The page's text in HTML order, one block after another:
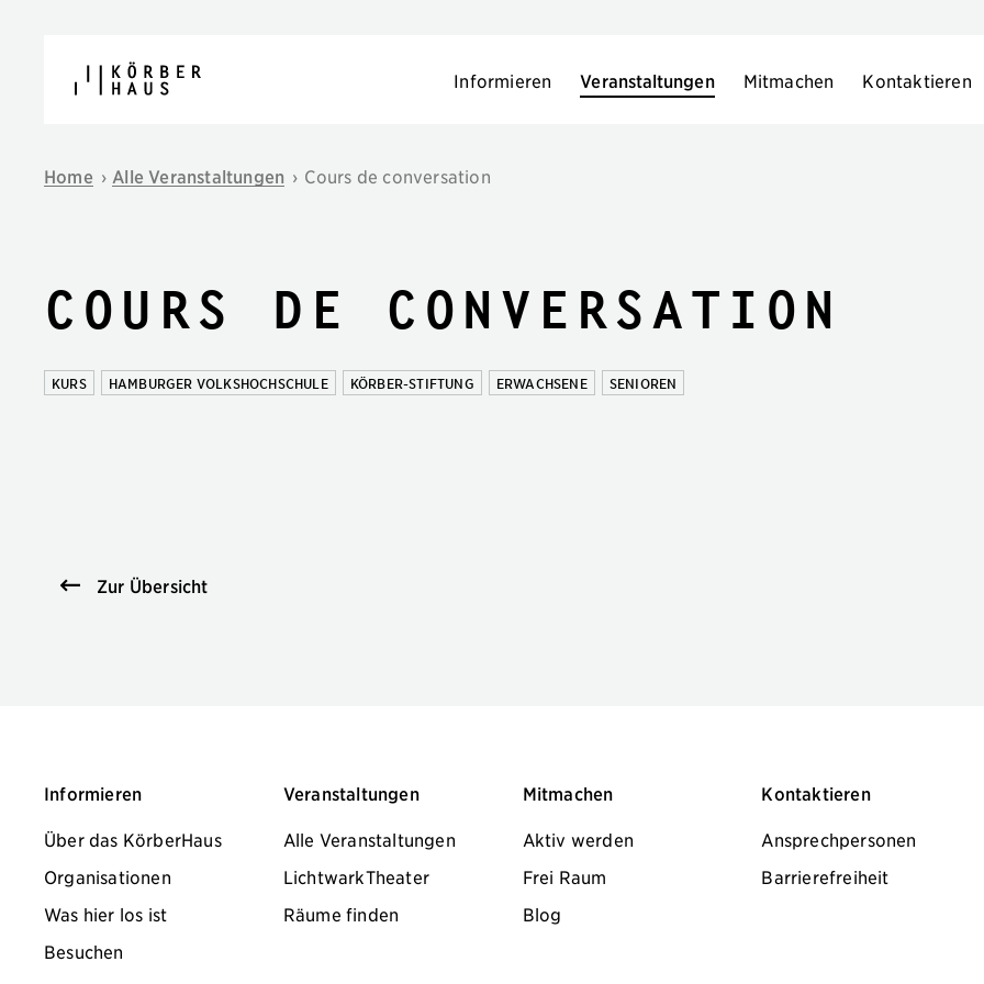
Informieren Veranstaltungen Mitmachen Kontaktieren
Home › Alle Veranstaltungen › Cours de conversation
Cours de conversation
KURS HAMBURGER VOLKSHOCHSCHULE KÖRBER-STIFTUNG ERWACHSENE SENIOREN
Zur Übersicht
Informieren
Über das KörberHaus
Organisationen
Was hier los ist
Besuchen
Veranstaltungen
Alle Veranstaltungen
LichtwarkTheater
Räume finden
Mitmachen
Aktiv werden
Frei Raum
Blog
Kontaktieren
Ansprechpersonen
Barrierefreiheit